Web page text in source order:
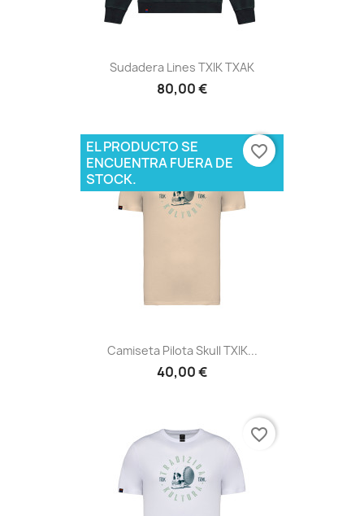
Sudadera Lines TXIK TXAK
80,00 €
Camiseta Pilota Skull TXIK...
40,00 €
EL PRODUCTO SE
ENCUENTRA FUERA DE
STOCK.
favorite_border
favorite_border